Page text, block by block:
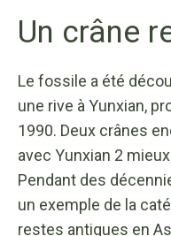
Un crâne
Le fossile a été
une rive à Yunxian,
1990. Deux crânes
avec Yunxian 2
Pendant des
un exemple de la
restes antiques en